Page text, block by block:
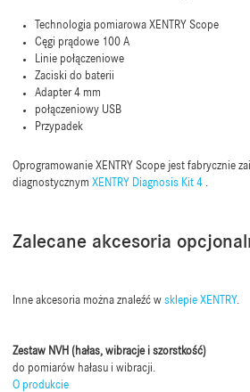
Technologia pomiarowa XENTRY Scope
Cęgi prądowe 100 A
Linie połączeniowe
Zaciski do baterii
Adapter 4 mm
połączeniowy USB
Przypadek
Oprogramowanie XENTRY Scope jest fabrycznie
diagnostycznym XENTRY Diagnosis Kit 4.
Zalecane akcesoria
Inne akcesoria można znaleźć w sklepie XENTRY.
Zestaw NVH (hałas, wibracje i szorstkość)
do pomiarów hałasu i wibracji.
O produkcie